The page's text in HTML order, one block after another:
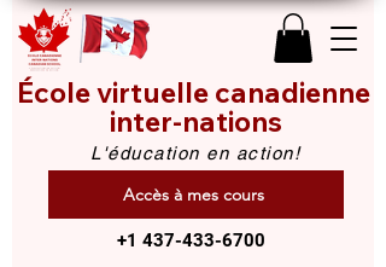
École virtuelle canadienne
inter-nations
L'éducation en action!
+1 437-433-6700
Accès à mes cours